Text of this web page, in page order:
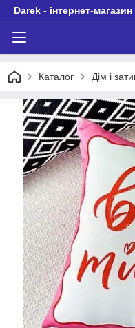
Darek - інтернет-
Каталог Дім і